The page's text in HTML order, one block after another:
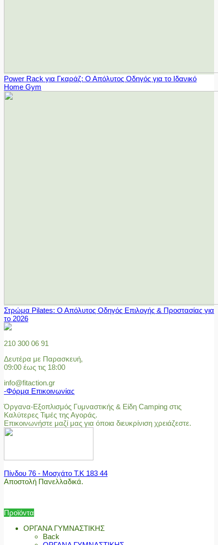
Power Rack για Γκαράζ: Ο Απόλυτος Οδηγός για το Ιδανικό
Home Gym
Στρώμα Pilates: Ο Απόλυτος Οδηγός Επιλογής & Προστασίας για
το 2026
210 300 06 91
Δευτέρα με Παρασκευή,
09:00 έως τις 18:00
info@fitaction.gr
-Φόρμα Επικοινωνίας
Όργανα-Εξοπλισμός Γυμναστικής & Είδη Camping στις
Καλύτερες Τιμές της Αγοράς.
Επικοινωνήστε μαζί μας για όποια διευκρίνιση χρειάζεστε.
Πίνδου 76 - Μοσχάτο Τ.Κ 183 44
Αποστολή Πανελλαδικά.
Προϊόντα
ΟΡΓΑΝΑ ΓΥΜΝΑΣΤΙΚΗΣ
Back